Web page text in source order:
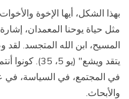
بهذا الشكل، أيها الإخوة
مثل حياة يوحنا المعمدان،
المسيح، ابن الله المتجسد.
يتقد ويشع" (يو
في المجتمع، في السياسة، في
والأبحاث.